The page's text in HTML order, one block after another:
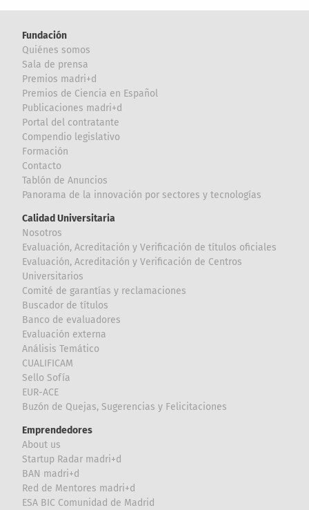
Fundación
Quiénes somos
Sala de prensa
Premios madri+d
Premios de Ciencia en Español
Publicaciones madri+d
Portal del contratante
Compendio legislativo
Formación
Contacto
Tablón de Anuncios
Panorama de la innovación por sectores y tecnologías
Calidad Universitaria
Nosotros
Evaluación, Acreditación y Verificación de títulos oficiales
Evaluación, Acreditación y Verificación de Centros
Universitarios
Comité de garantías y reclamaciones
Buscador de títulos
Banco de evaluadores
Evaluación externa
Análisis Temático
CUALIFICAM
Sello Sofía
EUR-ACE
Buzón de Quejas, Sugerencias y Felicitaciones
Emprendedores
About us
Startup Radar madri+d
BAN madri+d
Red de Mentores madri+d
ESA BIC Comunidad de Madrid